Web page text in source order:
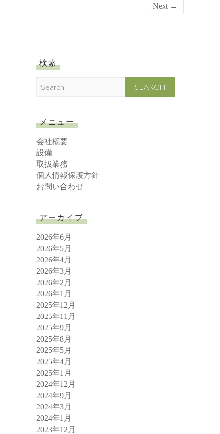
Next →
検索
c
h
メニュー
会社概要
設備
取扱業務
個人情報保護方針
お問い合わせ
アーカイブ
2026年6月
2026年5月
2026年4月
2026年3月
2026年2月
2026年1月
2025年12月
2025年11月
2025年9月
2025年8月
2025年5月
2025年4月
2025年1月
2024年12月
2024年9月
2024年3月
2024年1月
2023年12月